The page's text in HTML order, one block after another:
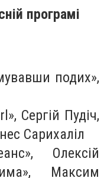
програмі
подих»,
Сергій Пудіч,
Сарихаліл
Олексій
Максим